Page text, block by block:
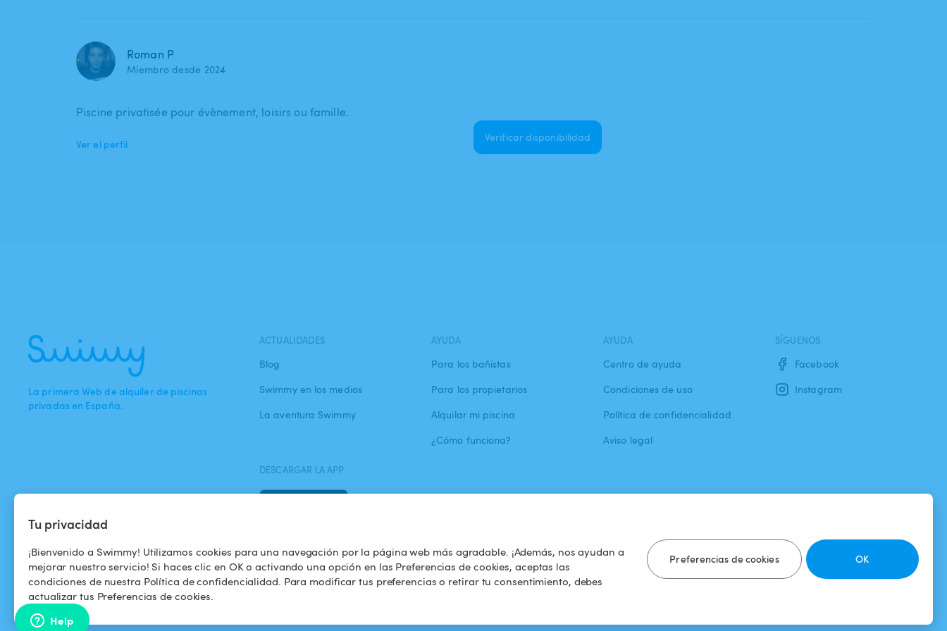
Tu privacidad
¡Bienvenido a Swimmy! Utilizamos cookies para una navegación por la página web más agradable. ¡Además, nos ayudan a
mejorar nuestro servicio! Si haces clic en OK o activando una opción en las Preferencias de cookies, aceptas las
condiciones de nuestra Política de confidencialidad. Para modificar tus preferencias o retirar tu consentimiento, debes
actualizar tus Preferencias de cookies.
Preferencias de cookies OK
Roman P
Miembro desde 2024
Piscine privatisée pour évènement, loisirs ou famille.
Ver el perfil
Verificar disponibilidad
La primera Web de alquiler de piscinas
privadas en España.
ACTUALIDADES
Blog
Swimmy en los medios
La aventura Swimmy
AYUDA
Para los bañistas
Para los propietarios
Alquilar mi piscina
¿Cómo funciona?
AYUDA
Centro de ayuda
Condiciones de uso
Política de confidencialidad
Aviso legal
SÍGUENOS
Facebook
Instagram
DESCARGAR LA APP